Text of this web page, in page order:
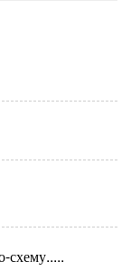
схему.....